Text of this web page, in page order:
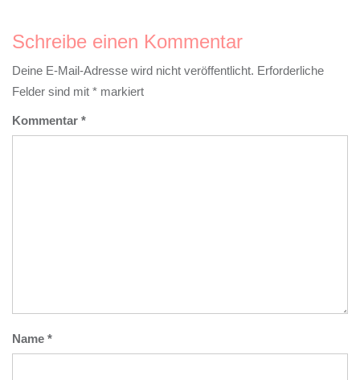
Schreibe einen Kommentar
Deine E-Mail-Adresse wird nicht veröffentlicht. Erforderliche
Felder sind mit * markiert
Kommentar *
Name *